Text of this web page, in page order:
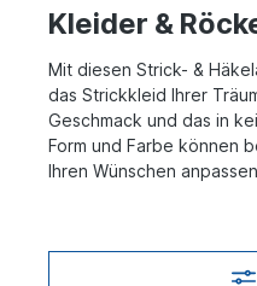
Kleider &
Mit diesen Strick- &
das Strickkleid Ihrer
Geschmack und das in
Form und Farbe können
Ihren Wünschen anpassen